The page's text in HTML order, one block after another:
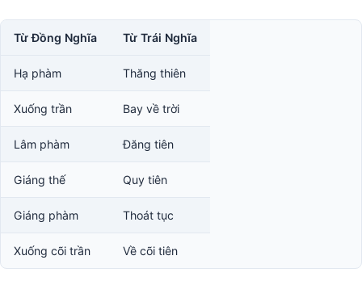
Từ Đồng Nghĩa Từ Trái Nghĩa
Hạ phàm Thăng thiên
Xuống trần Bay về trời
Lâm phàm Đăng tiên
Giáng thế Quy tiên
Giáng phàm Thoát tục
Xuống cõi trần Về cõi tiên